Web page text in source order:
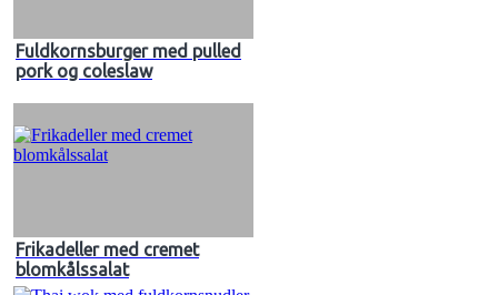
Fuldkornsburger med pulled
pork og coleslaw
Frikadeller med cremet
blomkålssalat